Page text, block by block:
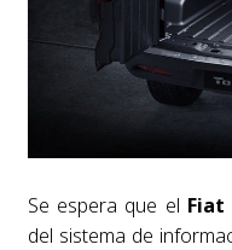
Se espera que el Fiat
del sistema de